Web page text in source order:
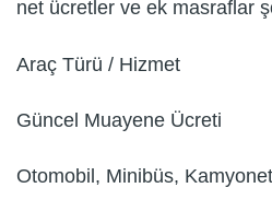
net ücretler ve ek masraflar
Araç Türü / Hizmet
Güncel Muayene Ücreti
Otomobil, Minibüs, Kamyonet